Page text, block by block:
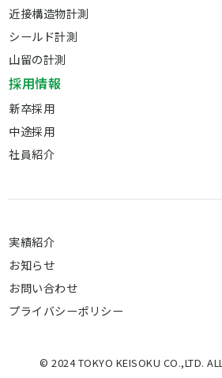
近接構造物計測
シールド計測
山留の計測
採用情報
新卒採用
中途採用
社員紹介
実績紹介
お知らせ
お問い合わせ
プライバシーポリシー
© 2024 TOKYO KEISOKU CO.,LTD.